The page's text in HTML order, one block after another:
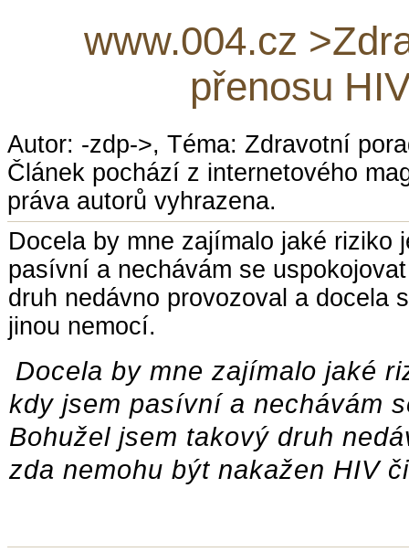
www.004.cz
přenosu
Autor: -zdp->, Téma: Zdravotní
Článek pochází z internetového
práva autorů vyhrazena.
Docela by mne zajímalo jaké riziko
pasívní a nechávám se
druh nedávno provozoval a docela
jinou nemocí.
Docela by mne zajímalo jaké
kdy jsem pasívní a nechávám
Bohužel jsem takový druh
zda nemohu být nakažen HIV